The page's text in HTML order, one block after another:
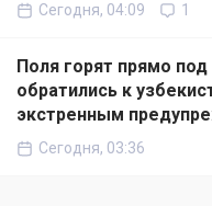
Сегодня, 04:09 1
Поля горят прямо
обратились к
экстренным
Сегодня, 03:36